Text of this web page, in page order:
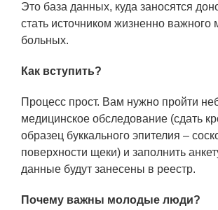
Электротехника
Системы безопасности
Услуги
Испытательный центр ВЭИ
СОЦИАЛЬНАЯ
Охрана окружающей среды
Это база данных, куда заносятся
стать источником жизненно важного
больных.
Как вступить?
Процесс прост. Вам нужно пройти
медицинское обследование (сдать
образец буккального эпителия –
поверхности щеки) и заполнить
данные будут занесены в реестр.
Почему важны молодые люди?